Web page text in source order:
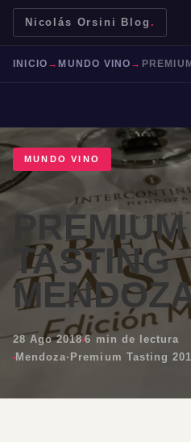
Nicolás Orsini Blog .
Mendoza
INICIO → MUNDO VINO →
MUNDO VINO
PREMIUM
TASTING
28 Ago 2018 6 min de lectura
Mendoza· Premium Tasting